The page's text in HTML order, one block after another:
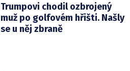
Trumpovi chodil ozbrojený
muž po golfovém hřišti. Našly
se u něj zbraně